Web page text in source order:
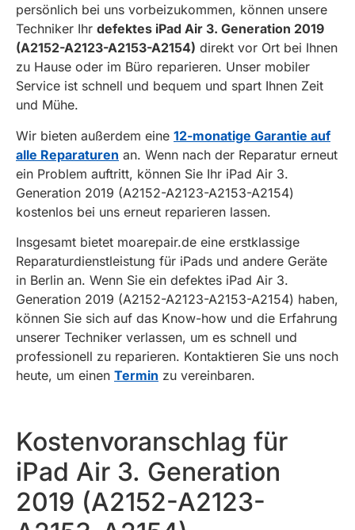
persönlich bei uns vorbeizukommen, können unsere
Techniker Ihr defektes iPad Air 3. Generation 2019
(A2152-A2123-A2153-A2154) direkt vor Ort bei Ihnen
zu Hause oder im Büro reparieren. Unser mobiler
Service ist schnell und bequem und spart Ihnen Zeit
und Mühe.
Wir bieten außerdem eine 12-monatige Garantie auf
alle Reparaturen an. Wenn nach der Reparatur erneut
ein Problem auftritt, können Sie Ihr iPad Air 3.
Generation 2019 (A2152-A2123-A2153-A2154)
kostenlos bei uns erneut reparieren lassen.
Insgesamt bietet moarepair.de eine erstklassige
Reparaturdienstleistung für iPads und andere Geräte
in Berlin an. Wenn Sie ein defektes iPad Air 3.
Generation 2019 (A2152-A2123-A2153-A2154) haben,
können Sie sich auf das Know-how und die Erfahrung
unserer Techniker verlassen, um es schnell und
professionell zu reparieren. Kontaktieren Sie uns noch
heute, um einen Termin zu vereinbaren.
Kostenvoranschlag für
iPad Air 3. Generation
2019 (A2152-A2123-